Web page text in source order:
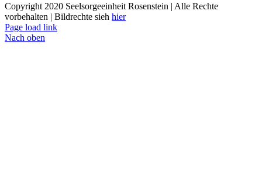
Copyright 2020 Seelsorgeeinheit Rosenstein | Alle Rechte
vorbehalten | Bildrechte sieh hier
Page load link
Nach oben